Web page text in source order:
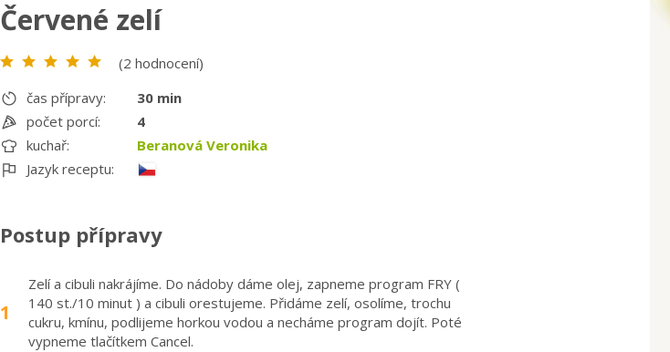
Červené zelí
(2 hodnocení)
čas přípravy:
30 min
počet porcí:
4
kuchař:
Beranová Veronika
Jazyk receptu:
Postup přípravy
1
Zelí a cibuli nakrájíme. Do nádoby dáme olej, zapneme program FRY (
140 st./10 minut ) a cibuli orestujeme. Přidáme zelí, osolíme, trochu
cukru, kmínu, podlijeme horkou vodou a necháme program dojít. Poté
vypneme tlačítkem Cancel.